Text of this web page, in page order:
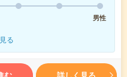
男性
る